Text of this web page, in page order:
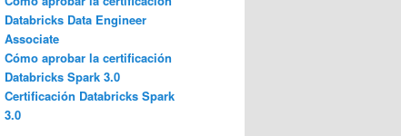
Databricks Data Engineer
Associate
Cómo aprobar la certificación
Databricks Spark 3.0
Certificación Databricks Spark
3.0